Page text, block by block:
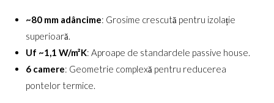
~80 mm adâncime: Grosime crescută pentru izolație
superioară.
Uf ~1,1 W/m²K: Aproape de standardele passive house.
6 camere: Geometrie complexă pentru reducerea
pontelor termice.